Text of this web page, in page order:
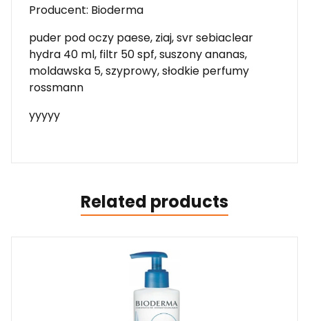
Producent: Bioderma
puder pod oczy paese, ziaj, svr sebiaclear
hydra 40 ml, filtr 50 spf, suszony ananas,
moldawska 5, szyprowy, słodkie perfumy
rossmann
yyyyy
Related products